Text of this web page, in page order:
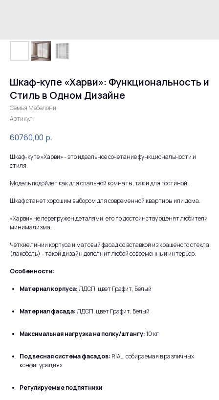
Шкаф-купе «Харви»: Функциональность и
Стиль в Одном Дизайне
Семья Мебелони
Артикул:
60760,00 р.
Шкаф-купе «Харви» - это идеальное сочетание функциональности и
стиля.
Модель подойдет как для спальной комнаты, так и для гостиной.
Шкаф станет хорошим выбором для современной квартиры или дома.
«Харви» не перегружен деталями, его по достоинству оценят любители
минимализма.
Четкие линии корпуса и матовый фасад со вставкой из крашеного стекла
(лакобель) - такой дизайн дополнит любой современный интерьер.
Особенности:
Материал корпуса:ЛДСП, цвет Графит, Белый
Материал фасада:ЛДСП, цвет Графит, Белый
Максимальная нагрузка на полку/штангу:10 кг
Подвесная система фасадов: RIAL, собираемая в различных
конфигурациях
Регулируемые подпятники